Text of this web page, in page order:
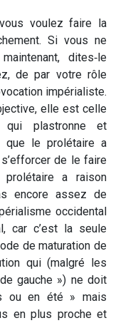
voulez faire la
Si vous ne
dites‑le
de par votre rôle
impérialiste.
elle est celle
qui plastronne et
que le prolétaire a
de le faire
prolétaire a raison
encore assez de
occidental
car c’est la seule
de maturation de
qui (malgré les
gauche ») ne doit
ou en été » mais
en plus proche et